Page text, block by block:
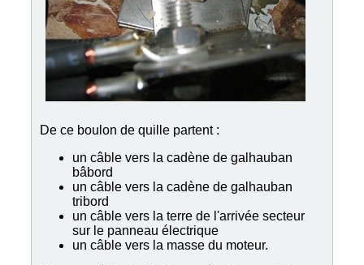
De ce boulon de quille partent :
un câble vers la cadène de galhauban
bâbord
un câble vers la cadène de galhauban
tribord
un câble vers la terre de l'arrivée secteur
sur le panneau électrique
un câble vers la masse du moteur.